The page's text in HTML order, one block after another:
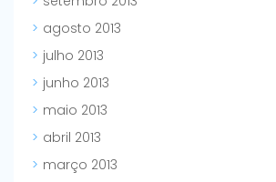
agosto 2013
julho 2013
junho 2013
maio 2013
abril 2013
março 2013